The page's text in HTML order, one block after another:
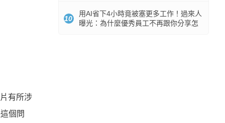
有所涉
個問
10
用AI省下4小時竟被塞更多工作！過來人
曝光：為什麼優秀員工不再跟你分享怎